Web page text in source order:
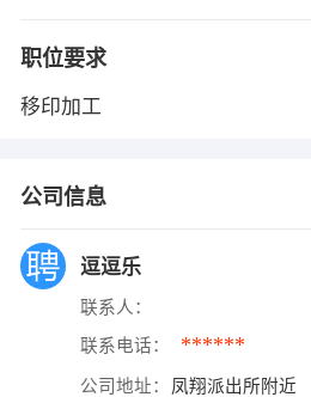
职位要求
移印加工
公司信息
逗逗乐
联系人：
联系电话： ******
公司地址： 凤翔派出所附近